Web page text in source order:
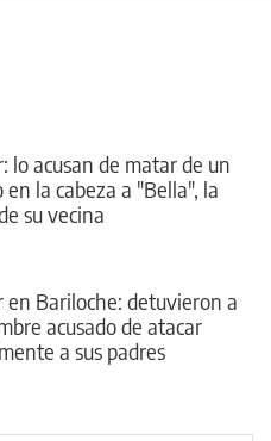
lo acusan de matar de un
en la cabeza a "Bella", la
su vecina
en Bariloche: detuvieron a
acusado de atacar
a sus padres